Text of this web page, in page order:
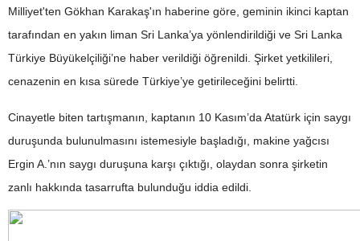
Milliyet'ten Gökhan Karakaş'ın haberine göre, geminin ikinci kaptan
tarafından en yakın liman Sri Lanka’ya yönlendirildiği ve Sri Lanka
Türkiye Büyükelçiliği’ne haber verildiği öğrenildi. Şirket yetkilileri,
cenazenin en kısa sürede Türkiye’ye getirileceğini belirtti.
Cinayetle biten tartışmanın, kaptanın 10 Kasım’da Atatürk için saygı
duruşunda bulunulmasını istemesiyle başladığı, makine yağcısı
Ergin A.’nın saygı duruşuna karşı çıktığı, olaydan sonra şirketin
zanlı hakkında tasarrufta bulunduğu iddia edildi.